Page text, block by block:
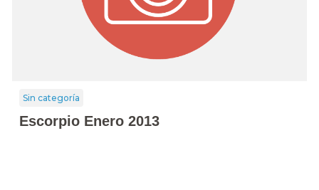
Sin categoría
Escorpio Enero 2013